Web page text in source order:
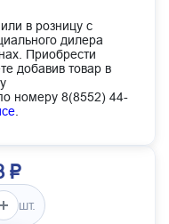
в розницу с
дилера
Приобрести
добавив товар в
номеру 8(8552) 44-
₽
шт.